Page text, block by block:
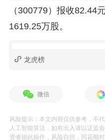
（300779）报收82.44
1619.25万股。
龙虎榜
微信
风险提示：本文内容仅供参考，不
人工智能算法，如有出入请以证监
资者据此操作，风险自担，同花顺